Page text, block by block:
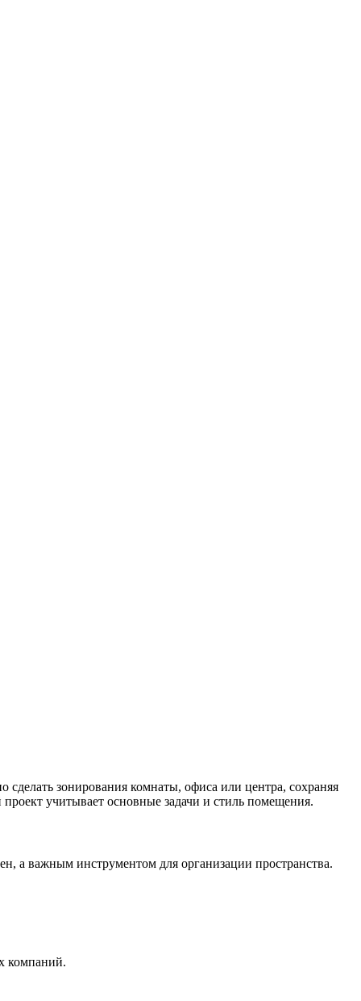
зонирования комнаты, офиса или центра, сохраняя
учитывает основные задачи и стиль помещения.
а важным инструментом для организации пространства.
компаний.